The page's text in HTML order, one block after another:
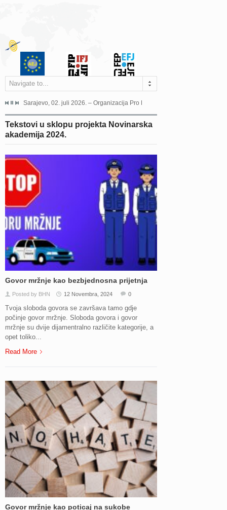
Navigate to...
Grada Sarajeva povodom Dana Sarajeva dugogodišnjoj...
Sarajevo, 02. juli 2026. – Organizacija Pro Educa juče je uspješno
Tekstovi u sklopu projekta Novinarska
akademija 2024.
Govor mržnje kao bezbjednosna prijetnja
Posted by BHN 12 Novembra, 2024 0
Tvoja sloboda govora se završava tamo gdje
počinje govor mržnje. Sloboda govora i govor
mržnje su dvije dijamentralno različite kategorije, a
opet toliko...
Read More
Govor mržnje kao poticaj na sukobe